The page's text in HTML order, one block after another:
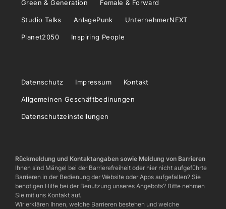
Green & Generation Female & Forward
Studio Talks AnlagePunk UnternehmerNEXT
Planet2050 Inspiring People
Datenschutz Impressum Kontakt
Allgemeinen Geschäftbedinungen
Datenschutzeinstellungen
Rückmeldung und Kontaktangaben sowie Meldung von Barrieren
Ihnen sind Mängel bei der Barrierefreiheit oder hier nicht aufgeführte
Barrieren in der Bedienung der Website oder Apps aufgefallen? Sie
benötigen Hilfe bei der Benutzung unseres Angebots? Bitte nehmen
Sie mit uns Kontakt auf.
Wir erklären Ihnen, welche Barrieren bestehen und welche